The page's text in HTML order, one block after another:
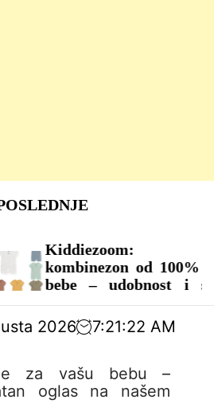
kombinezon od 100%
– udobnost i stil za
doba!
ODEĆA ZA BEBE
2026 7:21:22 AM
za vašu bebu –
oglas na našem